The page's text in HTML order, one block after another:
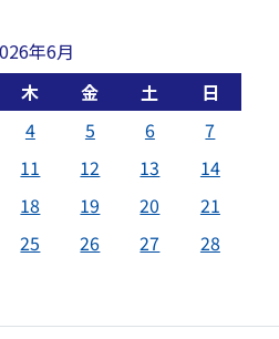
年6月
木 金 土
日
4 5 6
7
11 12 13
14
18 19 20
21
25 26 27
28